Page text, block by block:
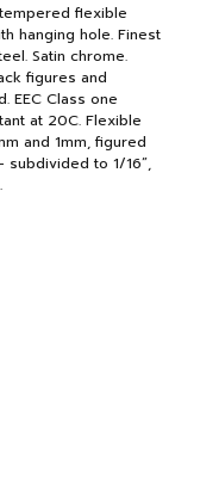
flexible
hanging hole. Finest
Satin chrome.
figures and
EEC Class one
at 20C. Flexible
and 1mm, figured
subdivided to 1/16”,